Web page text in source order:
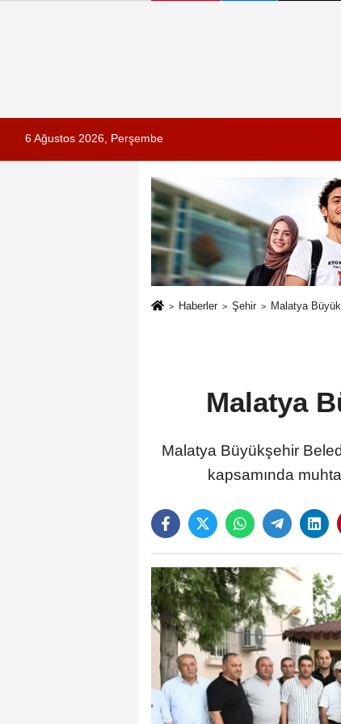
6 Ağustos 2026, Perşembe
Haberler Şehir Malatya
Malatya
Malatya Büyükşehir
kapsamında